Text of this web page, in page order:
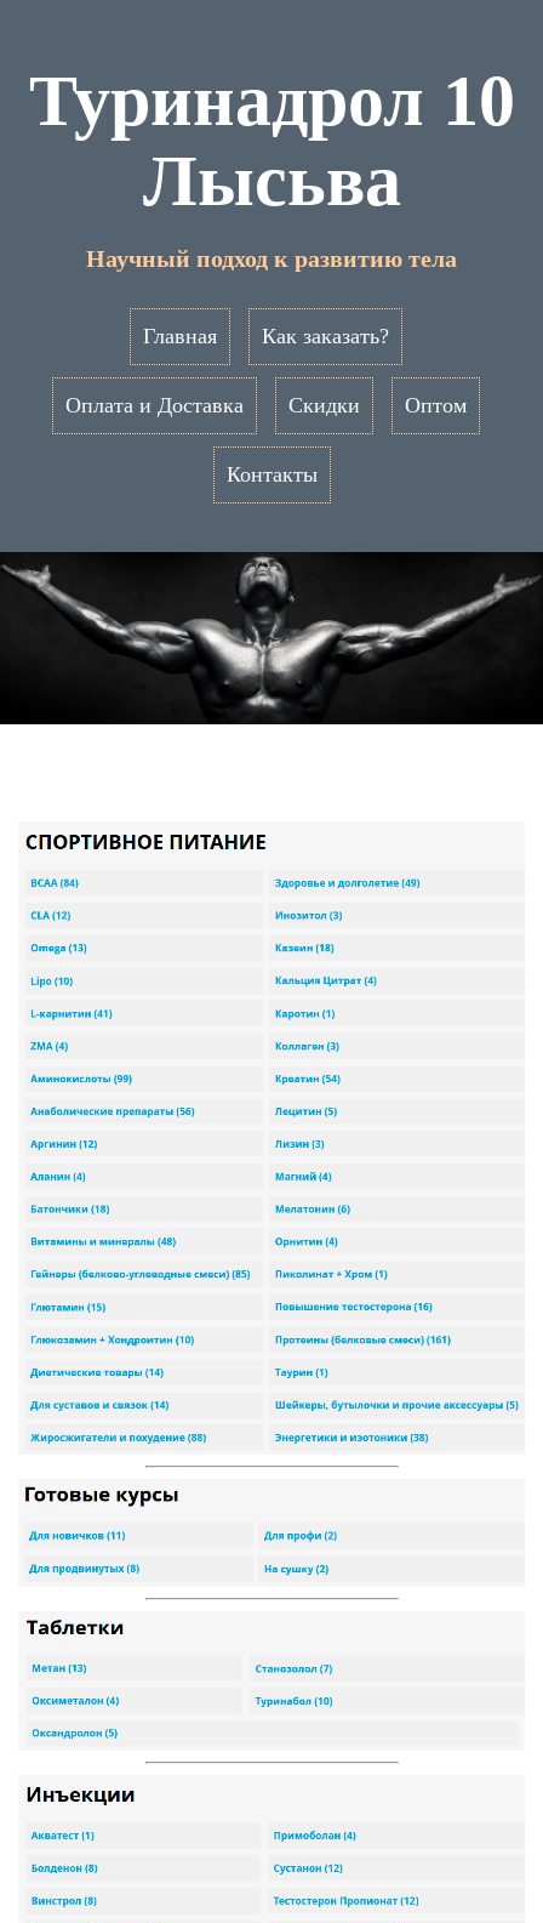
Туринадрол 10
Лысьва
Научный подход к развитию тела
Главная Как заказать?
Оплата и Доставка Скидки Оптом
Контакты